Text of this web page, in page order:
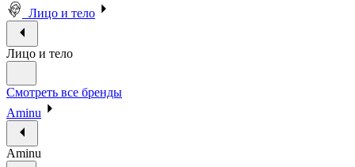
Лицо и тело
Лицо и тело
Смотреть все бренды
Aminu
Aminu